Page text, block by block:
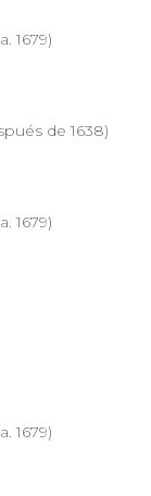
1679)
de 1638)
1679)
1679)